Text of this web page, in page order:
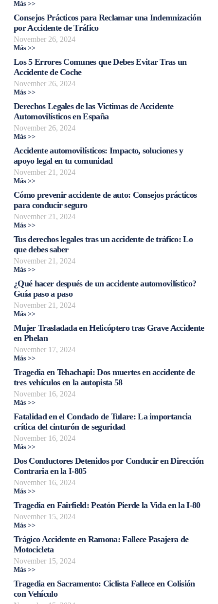
Más >>
Consejos Prácticos para Reclamar una Indemnización
por Accidente de Tráfico
November 26, 2024
Más >>
Los 5 Errores Comunes que Debes Evitar Tras un
Accidente de Coche
November 26, 2024
Más >>
Derechos Legales de las Víctimas de Accidente
Automovilísticos en España
November 26, 2024
Más >>
Accidente automovilísticos: Impacto, soluciones y
apoyo legal en tu comunidad
November 21, 2024
Más >>
Cómo prevenir accidente de auto: Consejos prácticos
para conducir seguro
November 21, 2024
Más >>
Tus derechos legales tras un accidente de tráfico: Lo
que debes saber
November 21, 2024
Más >>
¿Qué hacer después de un accidente automovilístico?
Guía paso a paso
November 21, 2024
Más >>
Mujer Trasladada en Helicóptero tras Grave Accidente
en Phelan
November 17, 2024
Más >>
Tragedia en Tehachapi: Dos muertes en accidente de
tres vehículos en la autopista 58
November 16, 2024
Más >>
Fatalidad en el Condado de Tulare: La importancia
crítica del cinturón de seguridad
November 16, 2024
Más >>
Dos Conductores Detenidos por Conducir en Dirección
Contraria en la I-805
November 16, 2024
Más >>
Tragedia en Fairfield: Peatón Pierde la Vida en la I-80
November 15, 2024
Más >>
Trágico Accidente en Ramona: Fallece Pasajera de
Motocicleta
November 15, 2024
Más >>
Tragedia en Sacramento: Ciclista Fallece en Colisión
con Vehículo